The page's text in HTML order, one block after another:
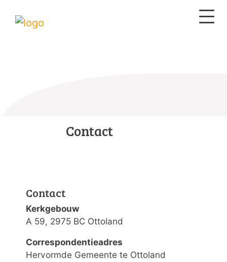
Contact
Contact
Kerkgebouw
A 59, 2975 BC Ottoland
Correspondentieadres
Hervormde Gemeente te Ottoland